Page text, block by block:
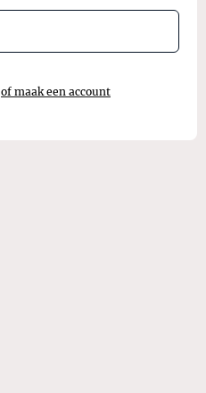
of maak een account